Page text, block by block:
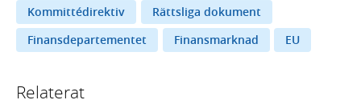
Kommittédirektiv
Rättsliga dokument
Finansdepartementet
Finansmarknad EU
Relaterat